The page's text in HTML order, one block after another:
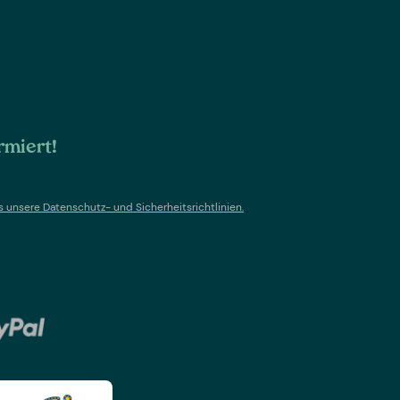
unsere Datenschutz- und Sicherheitsrichtlinien.